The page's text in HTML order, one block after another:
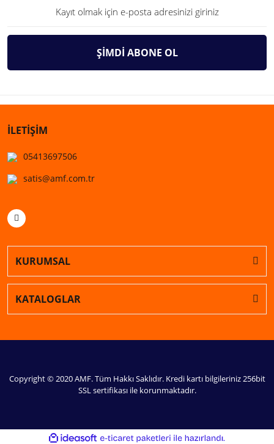
ŞİMDİ ABONE OL
İLETİŞİM
05413697506
satis@amf.com.tr
KURUMSAL
KATALOGLAR
Copyright © 2020 AMF. Tüm Hakkı Saklıdır. Kredi kartı bilgileriniz 256bit
SSL sertifikası ile korunmaktadır.
ideasoft e-